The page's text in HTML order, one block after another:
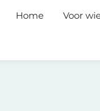
Home Voor